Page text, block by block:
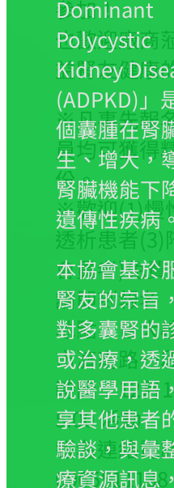
Dominant
Polycystic
Kidney
(ADPKD)」
個囊腫在腎
生、增大，
腎臟機能下
遺傳性疾病
本協會基於
腎友的宗旨
對多囊腎的
或治療，透
說醫學用語
享其他患者
驗談，與彙
療資源訊息
參加！
也歡迎廠商
益腎友健康
※凡事先報
員均可獲得
份。
※歡迎(1)慢
透析患者(3)
會員者)免
請即刻報名
地點：台大
市濟南路一
時間：12月
5:00 活動
報名連絡電